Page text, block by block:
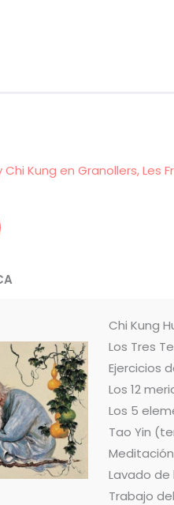
Kung en Granollers, Les
Chi Kung
Los Tres
Ejercicios
Los 12
Los 5
Tao Yin
Lavado de
Trabajo